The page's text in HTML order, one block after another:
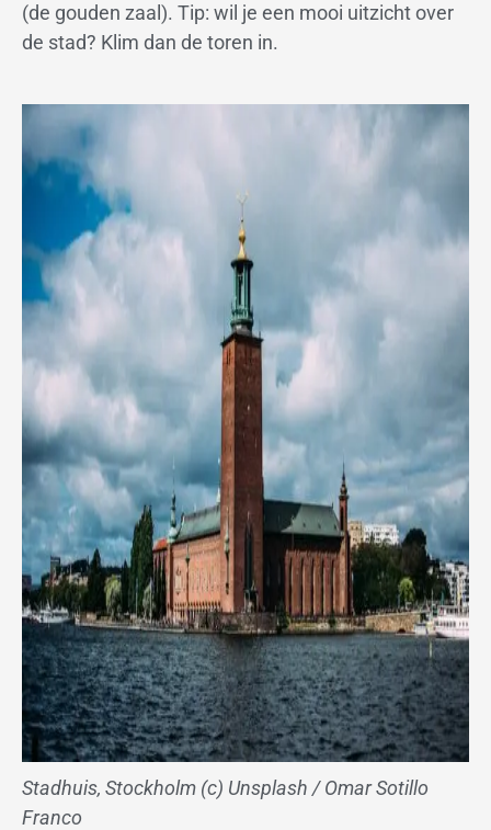
(de gouden zaal). Tip: wil je een mooi uitzicht over
de stad? Klim dan de toren in.
Stadhuis, Stockholm (c) Unsplash / Omar Sotillo
Franco